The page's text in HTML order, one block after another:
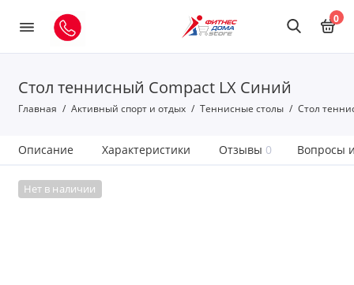
0
Стол теннисный Compact LX Синий
Главная Активный спорт и отдых Теннисные столы Стол
Описание Характеристики Отзывы 0 Вопросы
Нет в наличии